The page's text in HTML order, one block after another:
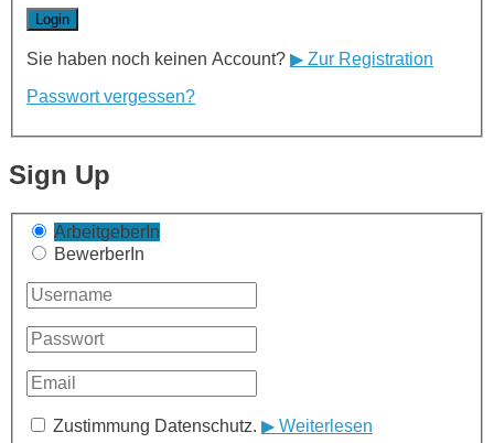
Sie haben noch keinen Account? ▶ Zur Registration
Passwort vergessen?
Sign Up
ArbeitgeberIn
BewerberIn
Zustimmung Datenschutz. ▶ Weiterlesen